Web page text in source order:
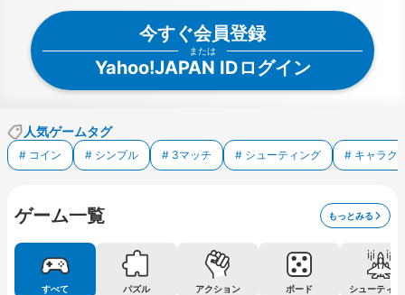
今すぐ会員登録
または
Yahoo!JAPAN IDログイン
人気ゲームタグ
# コイン # シンプル # 3マッチ # シューティング # キャラク
ゲーム一覧 もっとみる
すべて パズル アクション ボード シューティン